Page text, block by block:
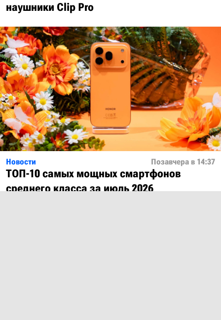
наушники Clip Pro
Новости Позавчера в 14:37
ТОП-10 самых мощных смартфонов
среднего класса за июль 2026